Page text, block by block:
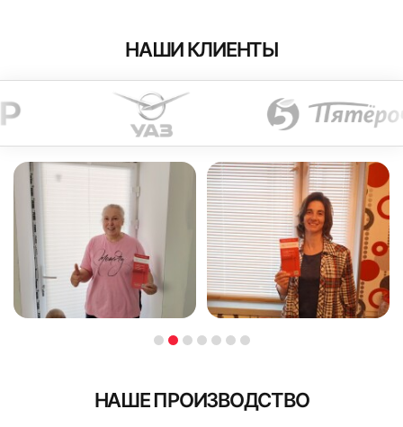
НАШИ КЛИЕНТЫ
НАШЕ ПРОИЗВОДСТВО